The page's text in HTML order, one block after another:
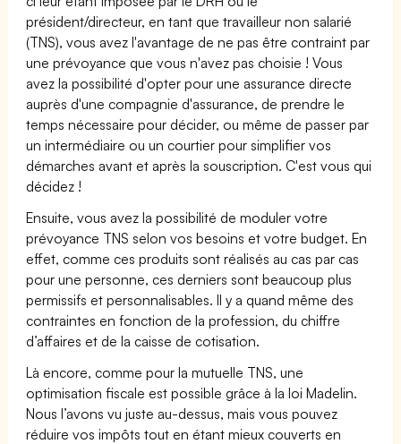
président/directeur, en tant que travailleur non salarié
(TNS), vous avez l'avantage de ne pas être contraint par
une prévoyance que vous n'avez pas choisie ! Vous
avez la possibilité d'opter pour une assurance directe
auprès d'une compagnie d'assurance, de prendre le
temps nécessaire pour décider, ou même de passer par
un intermédiaire ou un courtier pour simplifier vos
démarches avant et après la souscription. C'est vous qui
décidez !
Ensuite, vous avez la possibilité de moduler votre
prévoyance TNS selon vos besoins et votre budget. En
effet, comme ces produits sont réalisés au cas par cas
pour une personne, ces derniers sont beaucoup plus
permissifs et personnalisables. Il y a quand même des
contraintes en fonction de la profession, du chiffre
d’affaires et de la caisse de cotisation.
Là encore, comme pour la mutuelle TNS, une
optimisation fiscale est possible grâce à la loi Madelin.
Nous l’avons vu juste au-dessus, mais vous pouvez
réduire vos impôts tout en étant mieux couverts en